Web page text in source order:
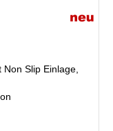
Slip Einlage,